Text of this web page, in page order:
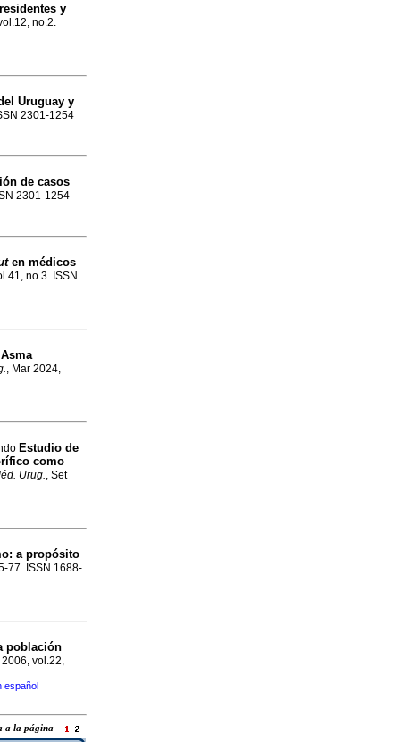
y
no.2.
Uruguay y
2301-1254
de casos
2301-1254
en médicos
no.3. ISSN
Asma
, Mar 2024,
Estudio de
como
Urug., Set
: a propósito
77. ISSN 1688-
población
2006, vol.22,
español
a la página